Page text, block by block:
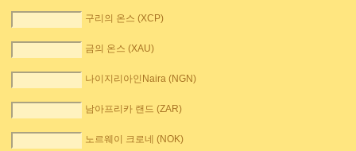
구리의 온스 (XCP)
금의 온스 (XAU)
나이지리아인Naira (NGN)
남아프리카 랜드 (ZAR)
노르웨이 크로네 (NOK)